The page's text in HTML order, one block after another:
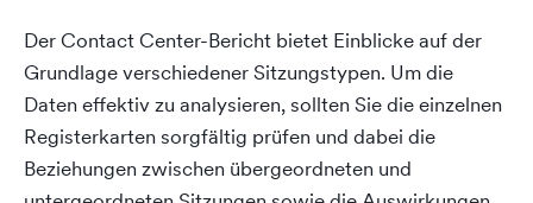
Der Contact Center-Bericht bietet Einblicke auf der
Grundlage verschiedener Sitzungstypen. Um die
Daten effektiv zu analysieren, sollten Sie die einzelnen
Registerkarten sorgfältig prüfen und dabei die
Beziehungen zwischen übergeordneten und